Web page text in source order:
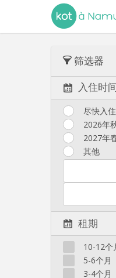
筛选器
入住时
尽快入住
2026年
2027年
其他
租期
10-12个
5-6个月
3-4个月